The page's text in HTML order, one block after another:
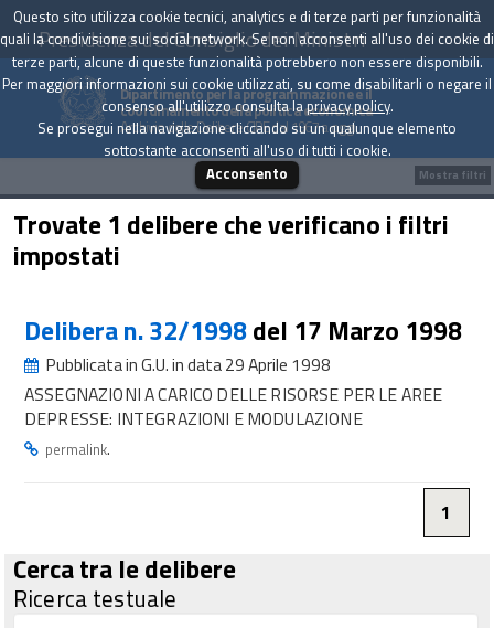
Presidenza del Consiglio dei Ministri
Dipartimento per la programmazione e il
coordinamento della politica economica
Archivio delle Delibere CIPE dal 1967 a oggi
Trovate 1 delibere che verificano i filtri
impostati
Delibera n. 32/1998del 17 Marzo 1998
Pubblicata in G.U. in data 29 Aprile 1998
ASSEGNAZIONI A CARICO DELLE RISORSE PER LE AREE
DEPRESSE: INTEGRAZIONI E MODULAZIONE
permalink.
1
Cerca tra le delibere
Ricerca testuale
Mostra filtri
Questo sito utilizza cookie tecnici, analytics e di terze parti per funzionalità
quali la condivisione sui social network. Se non acconsenti all'uso dei cookie di
terze parti, alcune di queste funzionalità potrebbero non essere disponibili.
Per maggiori informazioni sui cookie utilizzati, su come disabilitarli o negare il
consenso all'utilizzo consulta laprivacy policy.
Se prosegui nella navigazione cliccando su un qualunque elemento
sottostante acconsenti all'uso di tutti i cookie.
Acconsento